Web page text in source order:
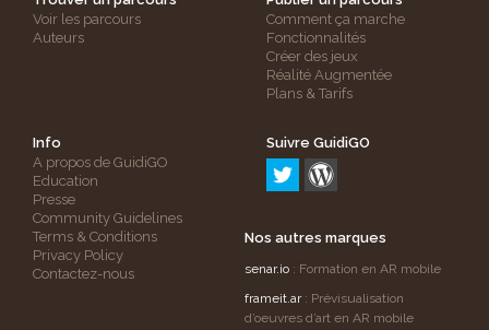
Voir les parcours
Auteurs
Comment ça marche
Fonctionnalités
Créer des jeux
Réalité Augmentée
Plans & Tarifs
Info
A propos de GuidiGO
Education
Presse
Community Guidelines
Terms & Conditions
Privacy Policy
Contactez-nous
Suivre GuidiGO
Nos autres marques
senar.io : Formation en AR mobile
frameit.ar: Prévisualisation
d’oeuvres d’art en AR mobile